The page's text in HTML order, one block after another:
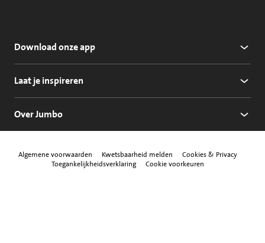
Download onze app
Laat je inspireren
Over Jumbo
Algemene voorwaarden Kwetsbaarheid melden
Cookies & Privacy
Toegankelijkheidsverklaring
Cookie voorkeuren